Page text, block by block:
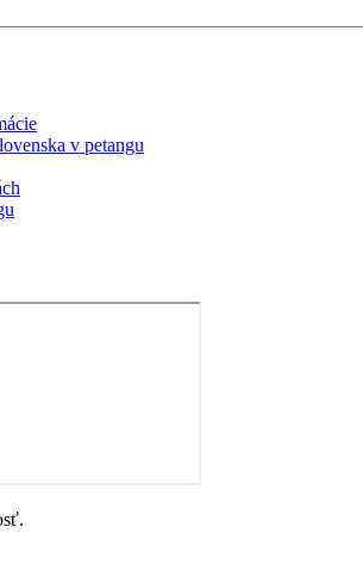
v petangu